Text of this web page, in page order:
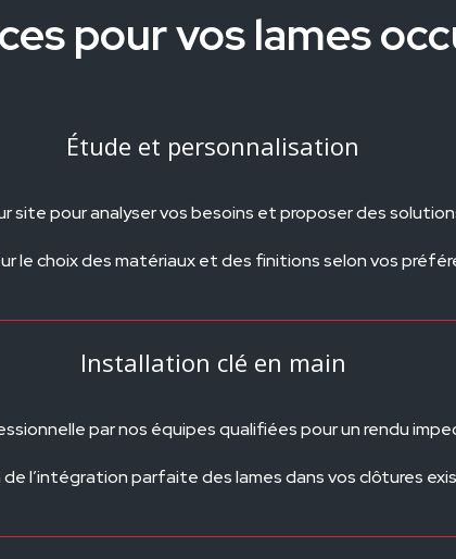
pour vos lames
Étude et personnalisation
site pour analyser vos besoins et proposer des
le choix des matériaux et des finitions selon vos
Installation clé en main
par nos équipes qualifiées pour un rendu
l’intégration parfaite des lames dans vos clôtures